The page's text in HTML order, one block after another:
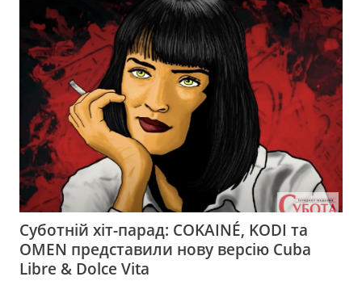
Суботній хіт-парад: COKAINÉ, KODI та
OMEN представили нову версію Cuba
Libre & Dolce Vita